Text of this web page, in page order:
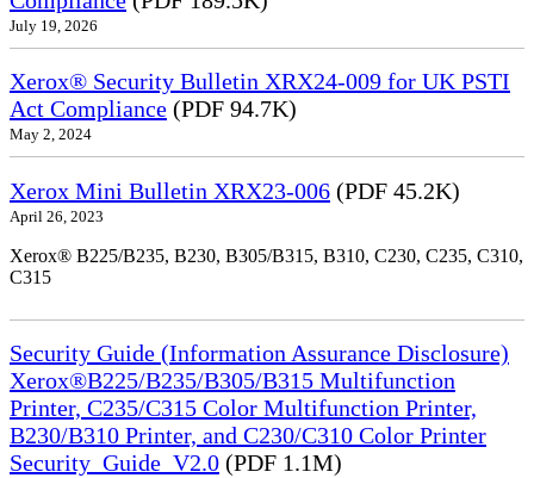
July 19, 2026
Xerox® Security Bulletin XRX24-009 for UK PSTI
Act Compliance (PDF 94.7K)
May 2, 2024
Xerox Mini Bulletin XRX23-006 (PDF 45.2K)
April 26, 2023
Xerox® B225/B235, B230, B305/B315, B310, C230, C235, C310,
C315
Security Guide (Information Assurance Disclosure)
Xerox®B225/B235/B305/B315 Multifunction
Printer, C235/C315 Color Multifunction Printer,
B230/B310 Printer, and C230/C310 Color Printer
Security_Guide_V2.0 (PDF 1.1M)